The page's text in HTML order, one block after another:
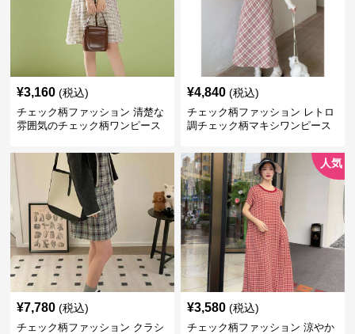
¥3,160 (税込)
チェック柄ファッション 清楚な
雰囲気のチェック柄ワンピース
¥4,840 (税込)
チェック柄ファッション レトロ
調チェック柄マキシワンピース
¥7,780 (税込)
チェック柄ファッション クラシ
人気
¥3,580 (税込)
チェック柄ファッション 涼やか